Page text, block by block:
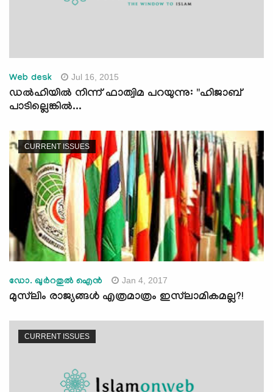
Web desk Jul 16, 2015
ഡല്‍ഹിയില്‍ നിന്ന് ഫാത്വിമ പറയുന്നു: "ഹിജാബ്
പാടില്ലെങ്കില്‍...
CURRENT ISSUES
ഡോ. ഖുര്‍റതുല്‍ ഐന്‍ Jan 4, 2017
മുസ്‌ലിം രാജ്യങ്ങള്‍ എത്രമാത്രം ഇസ്‌ലാമികമല്ല?!
CURRENT ISSUES